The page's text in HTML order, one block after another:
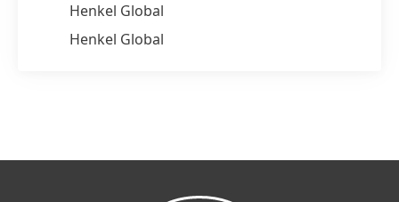
Henkel Global
Henkel Global